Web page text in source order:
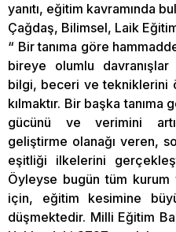
yanıtı, eğitim kavramında
Çağdaş, Bilimsel, Laik
“ Bir tanıma göre
bireye olumlu
bilgi, beceri ve tekniklerini
kılmaktır. Bir başka tanıma
gücünü ve verimini
geliştirme olanağı veren,
eşitliği ilkelerini
Öyleyse bugün tüm kurum
için, eğitim kesimine
düşmektedir. Milli Eğitim